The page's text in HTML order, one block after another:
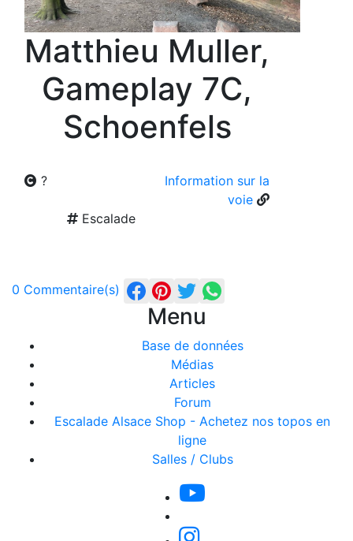
Matthieu Muller,
Gameplay 7C,
Schoenfels
?
Information sur la
voie
Escalade
0 Commentaire(s)
Menu
Base de données
Médias
Articles
Forum
Escalade Alsace Shop - Achetez nos topos en
ligne
Salles / Clubs